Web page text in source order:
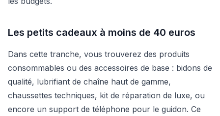
Les petits cadeaux à moins de 40 euros
Dans cette tranche, vous trouverez des produits
consommables ou des accessoires de base : bidons de
qualité, lubrifiant de chaîne haut de gamme,
chaussettes techniques, kit de réparation de luxe, ou
encore un support de téléphone pour le guidon. Ce